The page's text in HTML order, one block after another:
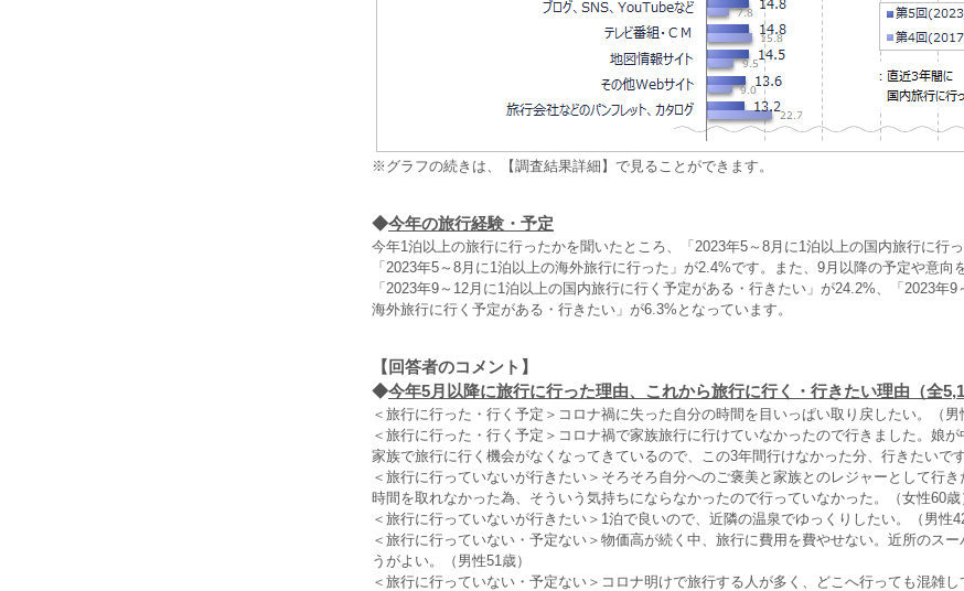
※グラフの続きは、【調査結果詳細】で見ることができます。
◆今年の旅行経験・予定
今年1泊以上の旅行に行ったかを聞いたところ、「2023年5～8月に1泊以上の国内旅行に行っ
「2023年5～8月に1泊以上の海外旅行に行った」が2.4%です。また、9月以降の予定や意向
「2023年9～12月に1泊以上の国内旅行に行く予定がある・行きたい」が24.2%、「2023年9
海外旅行に行く予定がある・行きたい」が6.3%となっています。
【回答者のコメント】
◆今年5月以降に旅行に行った理由、これから旅行に行く・行きたい理由（全
＜旅行に行った・行く予定＞コロナ禍に失った自分の時間を目いっぱい取り戻したい。（男
＜旅行に行った・行く予定＞コロナ禍で家族旅行に行けていなかったので行きました。娘が
家族で旅行に行く機会がなくなってきているので、この3年間行けなかった分、行きたいで
＜旅行に行っていないが行きたい＞そろそろ自分へのご褒美と家族とのレジャーとして行き
時間を取れなかった為、そういう気持ちにならなかったので行っていなかった。（女性60歳
＜旅行に行っていないが行きたい＞1泊で良いので、近隣の温泉でゆっくりしたい。（男性42
＜旅行に行っていない・予定ない＞物価高が続く中、旅行に費用を費やせない。近所のス
うがよい。（男性51歳）
＜旅行に行っていない・予定ない＞コロナ明けで旅行する人が多く、どこへ行っても混雑